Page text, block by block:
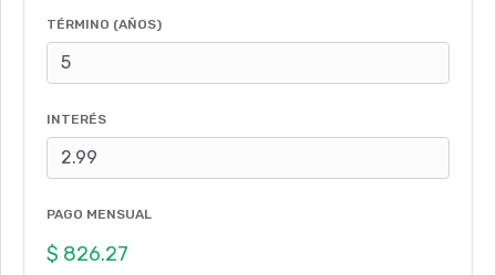
TÉRMINO (AÑOS)
INTERÉS
PAGO MENSUAL